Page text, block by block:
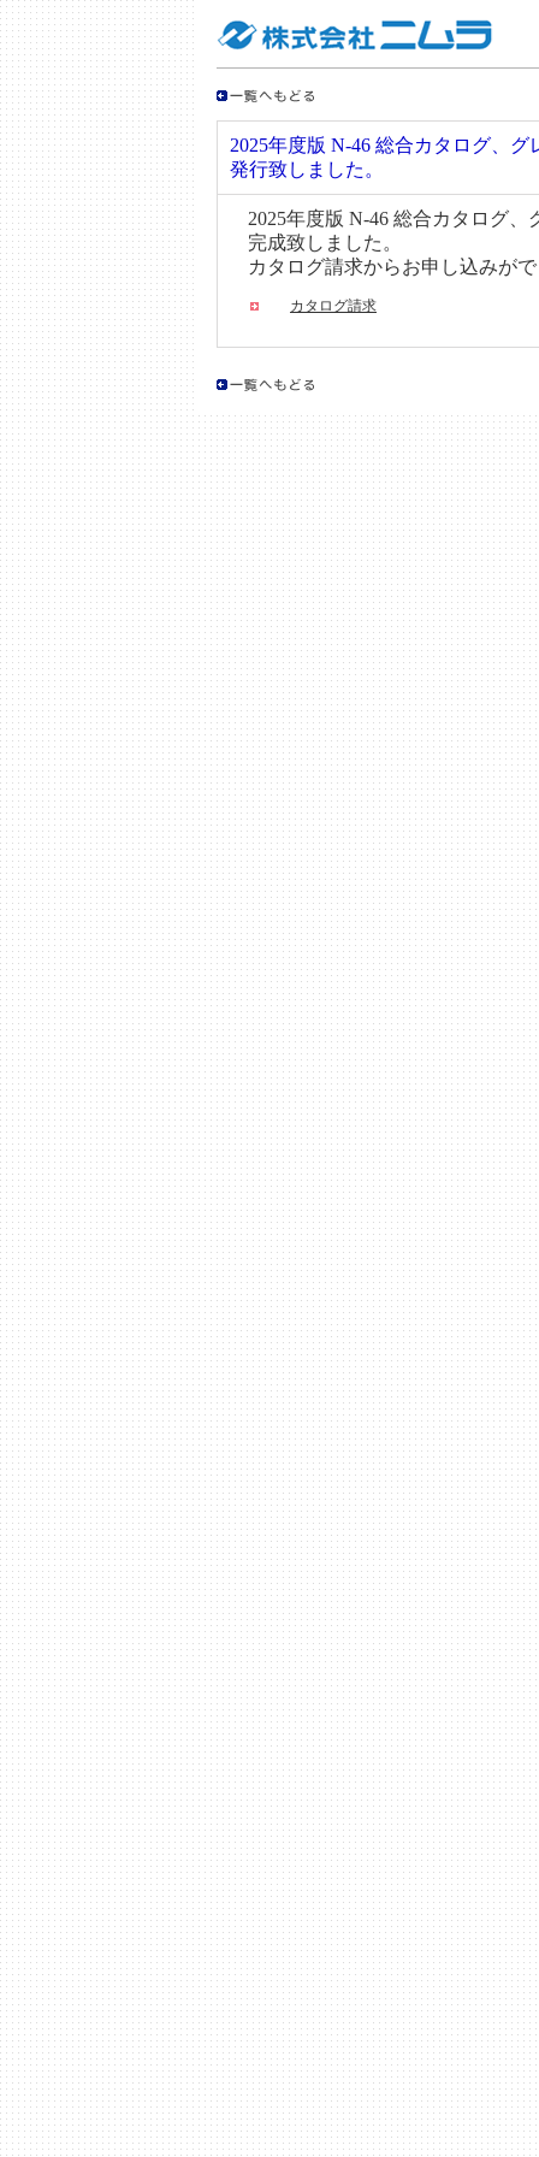
2025年度版 N-46 総合カタログ、
発行致しました。
2025年度版 N-46 総合カタログ
完成致しました。
カタログ請求からお申し込みが
カタログ請求